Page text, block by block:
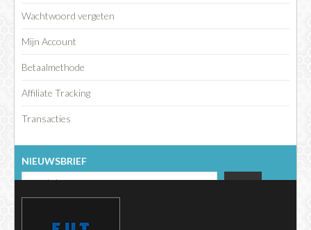
Wachtwoord vergeten
Mijn Account
Betaalmethode
Affiliate Tracking
Transacties
NIEUWSBRIEF